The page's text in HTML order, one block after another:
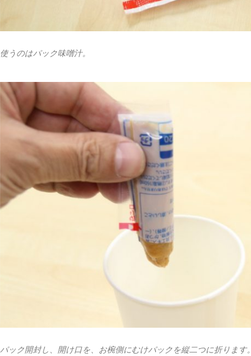
使うのはパック味噌汁。
パック開封し、開け口を、お椀側にむけパックを縦二つに折ります。